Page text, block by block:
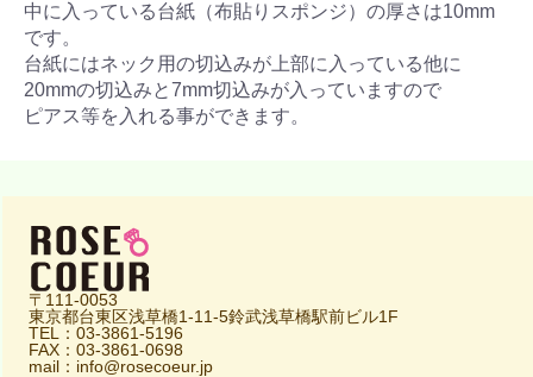
中に入っている台紙（布貼りスポンジ）の厚さは10mm
です。
台紙にはネック用の切込みが上部に入っている他に
20mmの切込みと7mm切込みが入っていますので
ピアス等を入れる事ができます。
〒111-0053
東京都台東区浅草橋1-11-5鈴武浅草橋駅前ビル1F
TEL：03-3861-5196
FAX：03-3861-0698
mail：info@rosecoeur.jp